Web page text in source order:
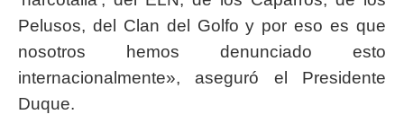
Pelusos, del Clan del Golfo y por eso es que
nosotros hemos denunciado esto
internacionalmente», aseguró el Presidente
Duque.